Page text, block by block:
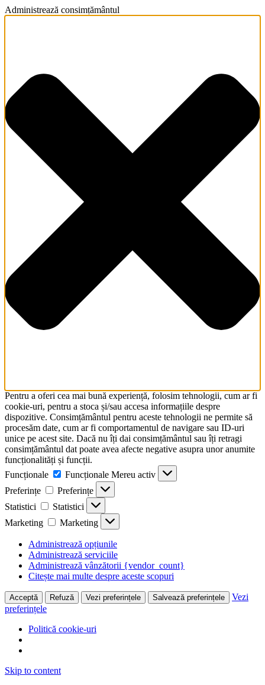
Administrează consimțământul
Pentru a oferi cea mai bună experiență, folosim tehnologii, cum ar fi
cookie-uri, pentru a stoca și/sau accesa informațiile despre
dispozitive. Consimțământul pentru aceste tehnologii ne permite să
procesăm date, cum ar fi comportamentul de navigare sau ID-uri
unice pe acest site. Dacă nu îți dai consimțământul sau îți retragi
consimțământul dat poate avea afecte negative asupra unor anumite
funcționalități și funcții.
Funcționale
Funcționale Mereu activ
Preferințe
Preferințe
Statistici
Statistici
Marketing
Marketing
Administrează opțiunile
Administrează serviciile
Administrează vânzătorii {vendor_count}
Citește mai multe despre aceste scopuri
Acceptă Refuză Vezi preferințele Salvează preferințele
Vezi
preferințele
Politică cookie-uri
Skip to content